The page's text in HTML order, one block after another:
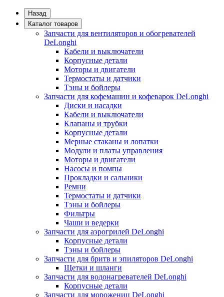
Назад
Каталог товаров
Запчасти для вентиляторов и обогревателей
DeLonghi
Кабели и выключатели
Корпусные детали
Моторы и двигатели
Термостаты и датчики
Тэны и бойлеры
Запчасти для кофемашин и кофеварок DeLonghi
Диски и насадки
Кабели и выключатели
Клапаны и трубки
Корпусные детали
Мерные стаканы и лопатки
Модули и платы управления
Моторы и двигатели
Насосы и помпы
Прокладки и сальники
Ремни
Термостаты и датчики
Тэны и бойлеры
Фильтры
Чаши и ведерки
Запчасти для аэрогрилей DeLonghi
Корпусные детали
Тэны и бойлеры
Запчасти для бритв и эпиляторов DeLonghi
Щетки и шланги
Запчасти для водонагревателей DeLonghi
Корпусные детали
Запчасти для морожениц DeLonghi